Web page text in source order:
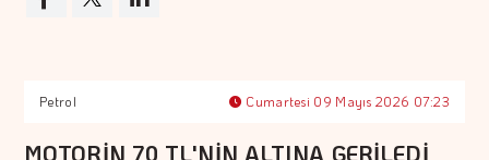
Petrol Cumartesi 09 Mayıs 2026 07:23
MOTORİN 70 TL'NİN ALTINA GERİLEDİ